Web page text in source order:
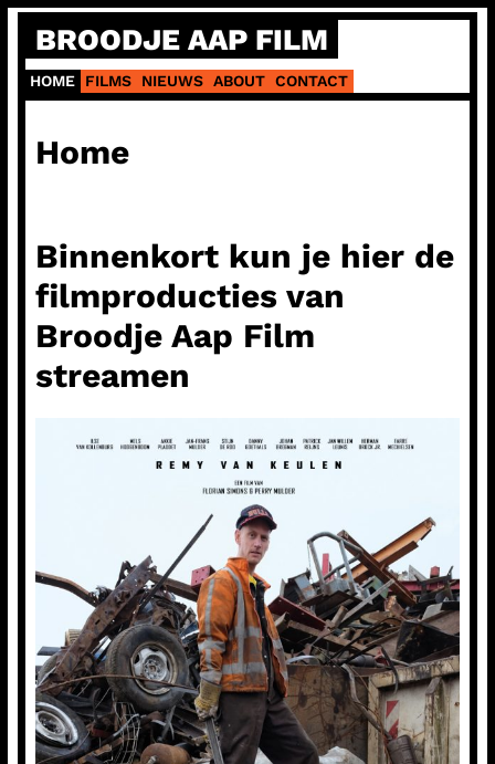
naar
de
inhoud
BROODJE AAP FILM
HOME FILMS NIEUWS ABOUT CONTACT
Home
Binnenkort kun je hier de
filmproducties van
Broodje Aap Film
streamen